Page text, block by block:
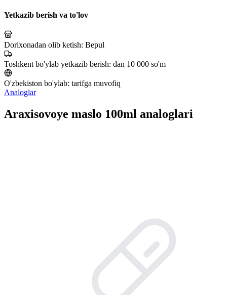
Yetkazib berish va to'lov
Dorixonadan olib ketish: Bepul
Toshkent bo'ylab yetkazib berish: dan 10 000 so'm
O'zbekiston bo'ylab: tarifga muvofiq
Analoglar
Araxisovoye maslo 100ml analoglari